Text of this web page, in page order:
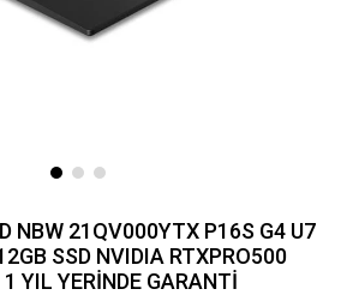
NBW 21QV000YTX P16S G4 U7
SSD NVIDIA RTXPRO500
YIL YERİNDE GARANTİ